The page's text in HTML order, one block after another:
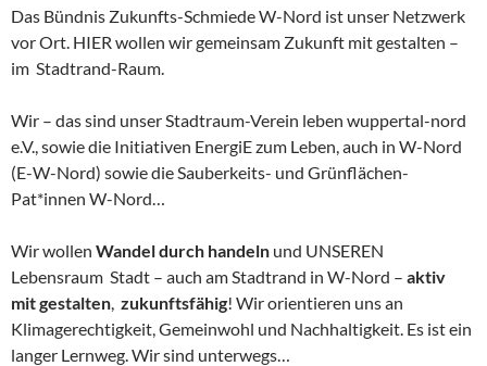
Das Bündnis Zukunfts-Schmiede W-Nord ist unser Netzwerk
vor Ort. HIER wollen wir gemeinsam Zukunft mit gestalten –
im Stadtrand-Raum.
Wir – das sind unser Stadtraum-Verein leben wuppertal-nord
e.V., sowie die Initiativen EnergiE zum Leben, auch in W-Nord
(E-W-Nord) sowie die Sauberkeits- und Grünflächen-
Pat*innen W-Nord…
Wir wollen Wandel durch handeln und UNSEREN
Lebensraum Stadt – auch am Stadtrand in W-Nord – aktiv
mit gestalten, zukunftsfähig! Wir orientieren uns an
Klimagerechtigkeit, Gemeinwohl und Nachhaltigkeit. Es ist ein
langer Lernweg. Wir sind unterwegs…